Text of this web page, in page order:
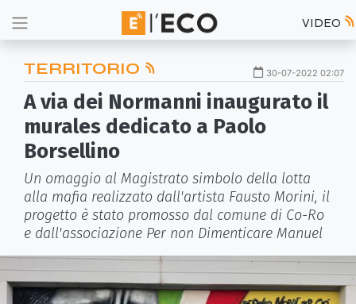
VIDEO
TERRITORIO 30-07-2022 02:07
A via dei Normanni inaugurato il
murales dedicato a Paolo
Borsellino
Un omaggio al Magistrato simbolo della lotta
alla mafia realizzato dall'artista Fausto Morini, il
progetto è stato promosso dal comune di Co-Ro
e dall'associazione Per non Dimenticare Manuel